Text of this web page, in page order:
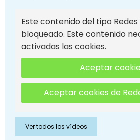
Este contenido del tipo Redes
bloqueado. Este contenido
activadas las cookies.
Aceptar
Aceptar cookies de
Ver todos los vídeos